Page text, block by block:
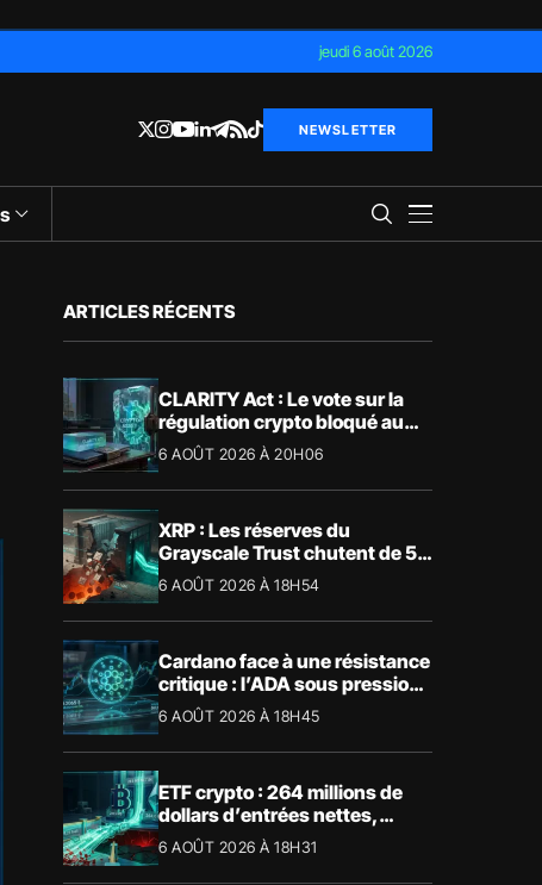
jeudi 6 août 2026
NEWSLETTER
ARTICLES RÉCENTS
CLARITY Act : Le vote sur la
régulation crypto bloqué au
Sénat américain
6 AOÛT 2026 À 20H06
XRP : Les réserves du
Grayscale Trust chutent de 55
% suite aux rachats
6 AOÛT 2026 À 18H54
Cardano face à une résistance
critique : l’ADA sous pression
technique
6 AOÛT 2026 À 18H45
ETF crypto : 264 millions de
dollars d’entrées nettes,
Bitcoin et Ethereum dominent
6 AOÛT 2026 À 18H31